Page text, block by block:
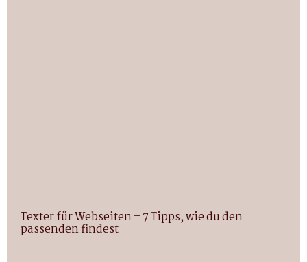
Texter für Webseiten – 7 Tipps, wie du den
passenden findest